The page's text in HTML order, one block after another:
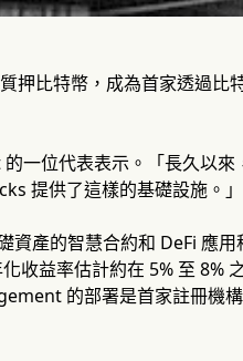
比特幣，成為首家透過比
一位代表表示。「長久以
提供了這樣的基礎設施。」
產的智慧合約和 DeFi 應用
益率估計約在 5% 至 8%
的部署是首家註冊機